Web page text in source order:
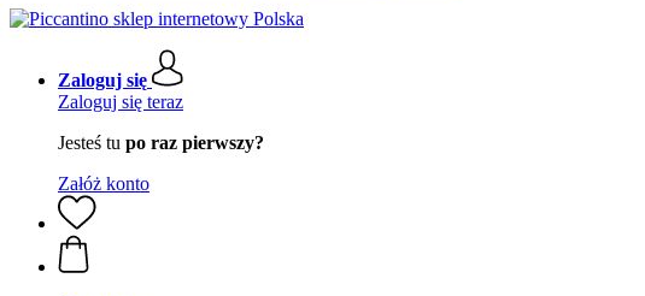
Zaloguj się
Zaloguj się teraz
Jesteś tu po raz pierwszy?
Załóż konto